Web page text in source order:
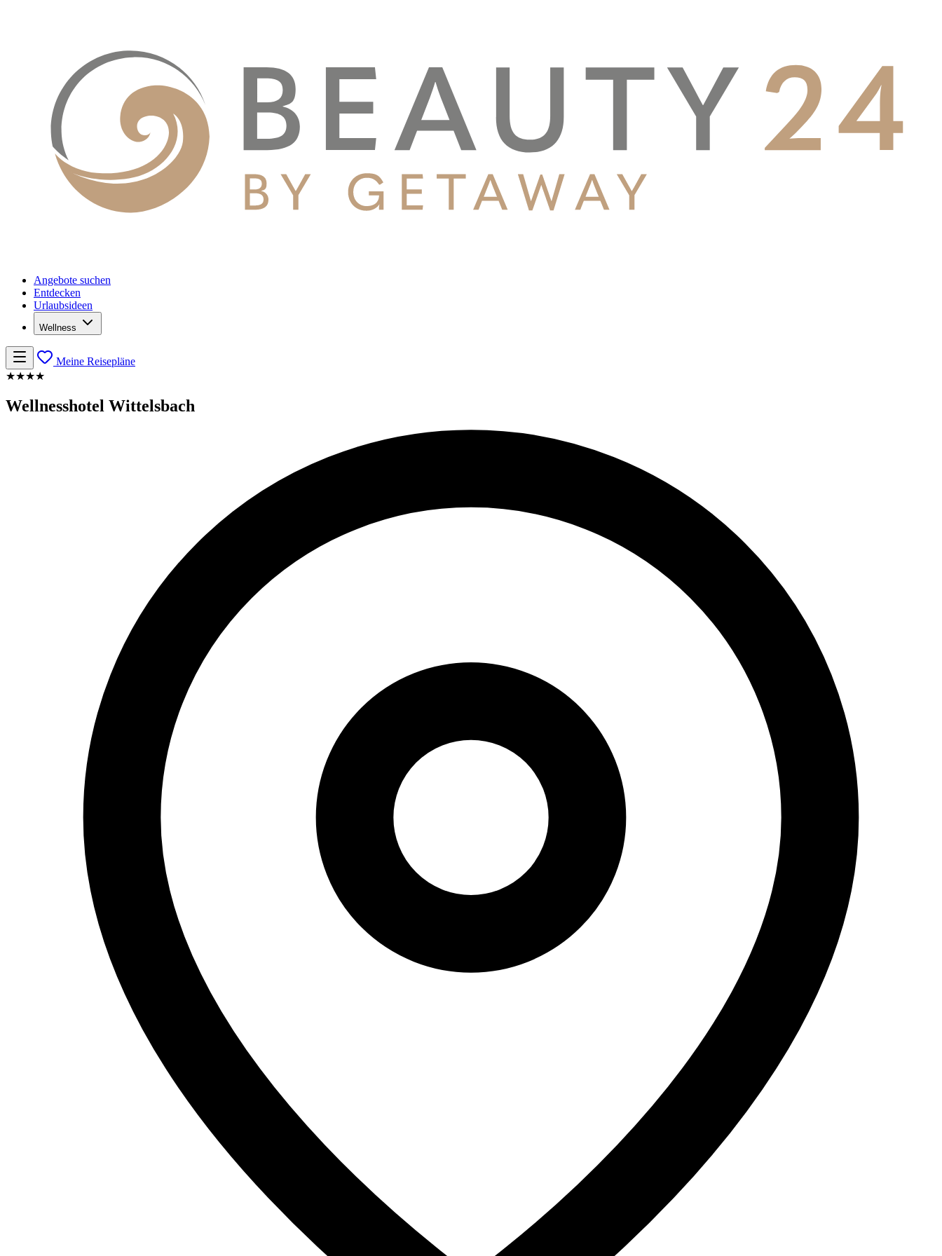
Angebote suchen
Entdecken
Urlaubsideen
Wellness
Meine Reisepläne
★★★★
Wellnesshotel Wittelsbach